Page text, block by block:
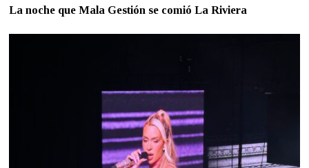
La noche que Mala Gestión se comió La Riviera